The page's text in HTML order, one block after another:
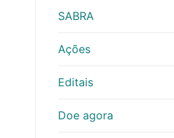
SABRA
Ações
Editais
Doe agora